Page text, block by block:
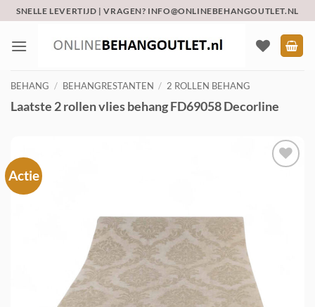
naar
inhoud
SNELLE LEVERTIJD | VRAGEN? INFO@ONLINEBEHANGOUTLET.NL
BEHANG / BEHANGRESTANTEN / 2 ROLLEN BEHANG
Laatste 2 rollen vlies behang FD69058 Decorline
Actie